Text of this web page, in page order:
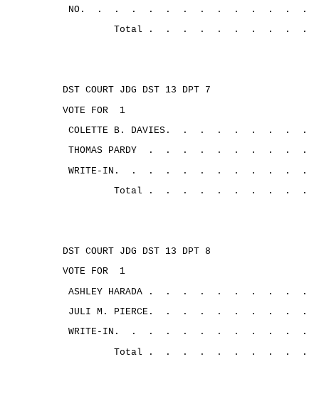
NO. . . . . . . . . . . . .
.
Total .
. . . . . . . . .
DST COURT JDG DST 13 DPT 7
VOTE FOR
1
COLETTE B. DAVIES.
. . . . . . .
.
THOMAS PARDY
. . . . . . . . .
.
WRITE-IN.
. . . . . . . . . .
.
Total .
. . . . . . . . .
DST COURT JDG DST 13 DPT 8
VOTE FOR
1
ASHLEY HARADA .
. . . . . . . .
.
JULI M. PIERCE.
. . . . . . . .
.
WRITE-IN.
. . . . . . . . . .
.
Total .
. . . . . . . . .